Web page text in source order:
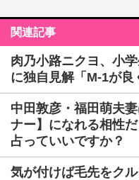
関連記事
肉乃小路ニクヨ、小
に独自見解「M-1が良
中田敦彦・福田萌夫
ナー】になれる相性
占っていいですか？
気が付けば毛先をク